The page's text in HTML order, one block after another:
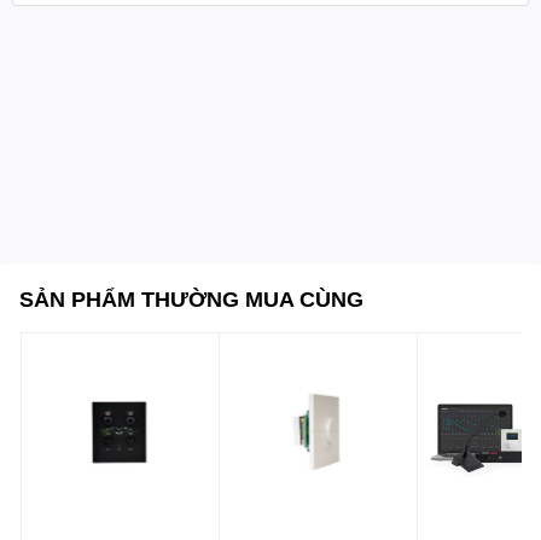
Micro đại biểu không dây SCI-770D - Bộ sạc pin SCI-780C
SẢN PHẨM THƯỜNG MUA CÙNG